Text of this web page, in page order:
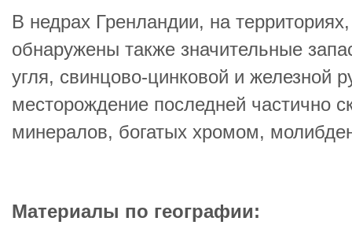
В недрах Гренландии, на
обнаружены также значительные
угля, свинцово-цинковой и железной
месторождение последней частично
минералов, богатых хромом,
Материалы по географии: